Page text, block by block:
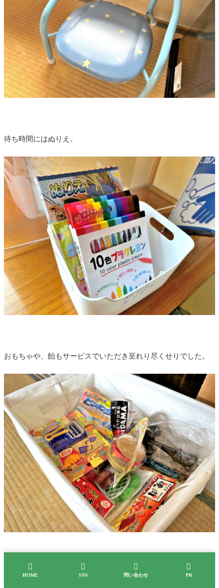
待ち時間にはぬりえ。
おもちゃや、飴もサービスでいただき至れり尽くせりでした。
６．初代しちのやの基本情報

HOME

SNS

問い合わせ

PR